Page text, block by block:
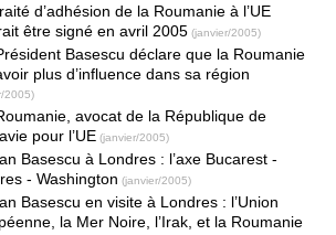
d’adhésion de la Roumanie à l’UE
être signé en avril 2005 (janvier/2005)
Basescu déclare que la Roumanie
plus d’influence dans sa région
2005)
avocat de la République de
pour l’UE (janvier/2005)
Basescu à Londres : l’axe Bucarest -
- Washington (janvier/2005)
Basescu en visite à Londres : l’Union
la Mer Noire, l’Irak, et la Roumanie